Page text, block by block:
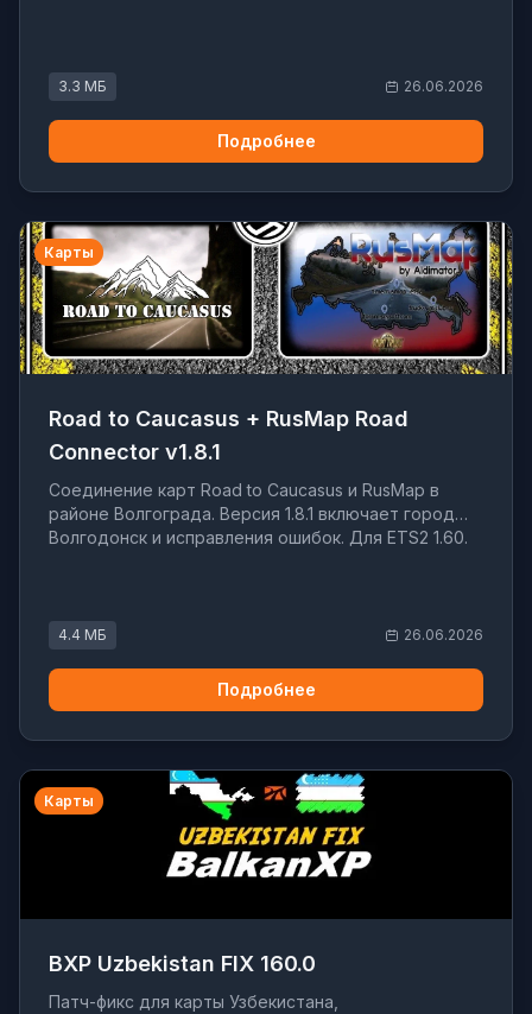
3.3 МБ 26.06.2026
Подробнее
Карты
Road to Caucasus + RusMap Road
Connector v1.8.1
Соединение карт Road to Caucasus и RusMap в
районе Волгограда. Версия 1.8.1 включает город
Волгодонск и исправления ошибок. Для ETS2 1.60.
4.4 МБ 26.06.2026
Подробнее
Карты
BXP Uzbekistan FIX 160.0
Патч-фикс для карты Узбекистана,